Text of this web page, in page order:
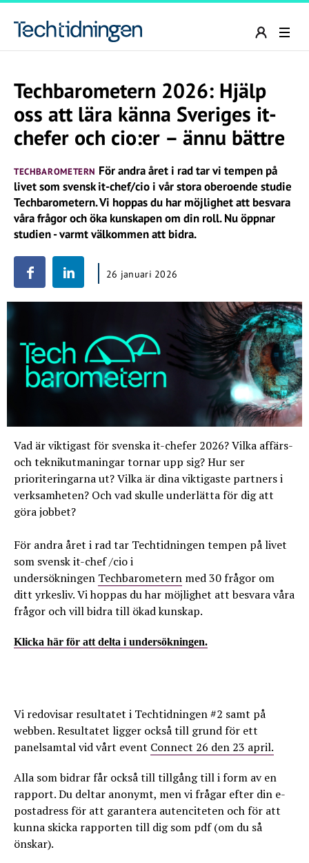
Techbarometern 2026: Hjälp
oss att lära känna Sveriges it-
chefer och cio:er – ännu bättre
TECHBAROMETERN För andra året i rad tar vi tempen på
livet som svensk it-chef/cio i vår stora oberoende studie
Techbarometern. Vi hoppas du har möjlighet att besvara
våra frågor och öka kunskapen om din roll. Nu öppnar
studien - varmt välkommen att bidra.
26 januari 2026
Vad är viktigast för svenska it-chefer 2026? Vilka affärs-
och teknikutmaningar tornar upp sig? Hur ser
prioriteringarna ut? Vilka är dina viktigaste partners i
verksamheten? Och vad skulle underlätta för dig att
göra jobbet?
För andra året i rad tar Techtidningen tempen på livet
som svensk it-chef /cio i
undersökningen Techbarometern med 30 frågor om
ditt yrkesliv. Vi hoppas du har möjlighet att besvara våra
frågor och vill bidra till ökad kunskap.
Klicka här för att delta i undersökningen.
Vi redovisar resultatet i Techtidningen #2 samt på
webben. Resultatet ligger också till grund för ett
panelsamtal vid vårt event Connect 26 den 23 april.
Alla som bidrar får också till tillgång till i form av en
rapport. Du deltar anonymt, men vi frågar efter din e-
postadress för att garantera autenciteten och för att
kunna skicka rapporten till dig som pdf (om du så
önskar).